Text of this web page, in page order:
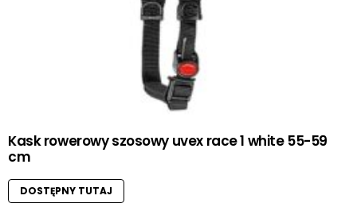
Kask rowerowy szosowy uvex race 1 white 55-59
cm
DOSTĘPNY TUTAJ